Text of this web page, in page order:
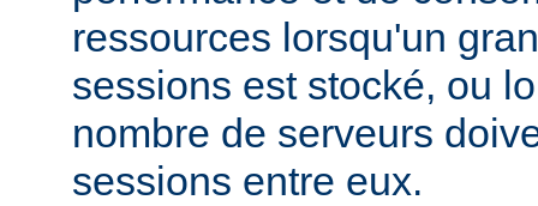
ressources lorsqu'un
sessions est stocké, ou
nombre de serveurs
sessions entre eux.